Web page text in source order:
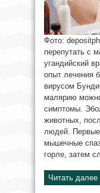
Фото:
перепутать с
угандийский
опыт лечения
вирусом
малярию
симптомы.
животных,
людей.
мышечные
горле, затем
Читать далее